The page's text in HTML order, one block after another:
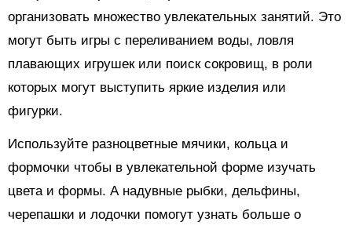
организовать множество увлекательных занятий. Это
могут быть игры с переливанием воды, ловля
плавающих игрушек или поиск сокровищ, в роли
которых могут выступить яркие изделия или
фигурки.
Используйте разноцветные мячики, кольца и
формочки чтобы в увлекательной форме изучать
цвета и формы. А надувные рыбки, дельфины,
черепашки и лодочки помогут узнать больше о